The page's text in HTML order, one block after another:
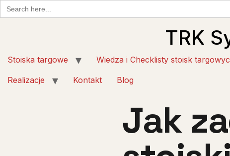
Search
for:
TRK
Stoiska targowe Wiedza i Checklisty stoisk
Realizacje Kontakt Blog
Jak